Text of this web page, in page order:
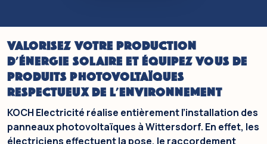
VALORISEZ VOTRE PRODUCTION
D'ÉNERGIE SOLAIRE ET ÉQUIPEZ VOUS DE
PRODUITS PHOTOVOLTAÏQUES
RESPECTUEUX DE L'ENVIRONNEMENT
KOCH Electricité réalise entièrement l’installation des
panneaux photovoltaïques à Wittersdorf. En effet, les
électriciens effectuent la pose, le raccordement